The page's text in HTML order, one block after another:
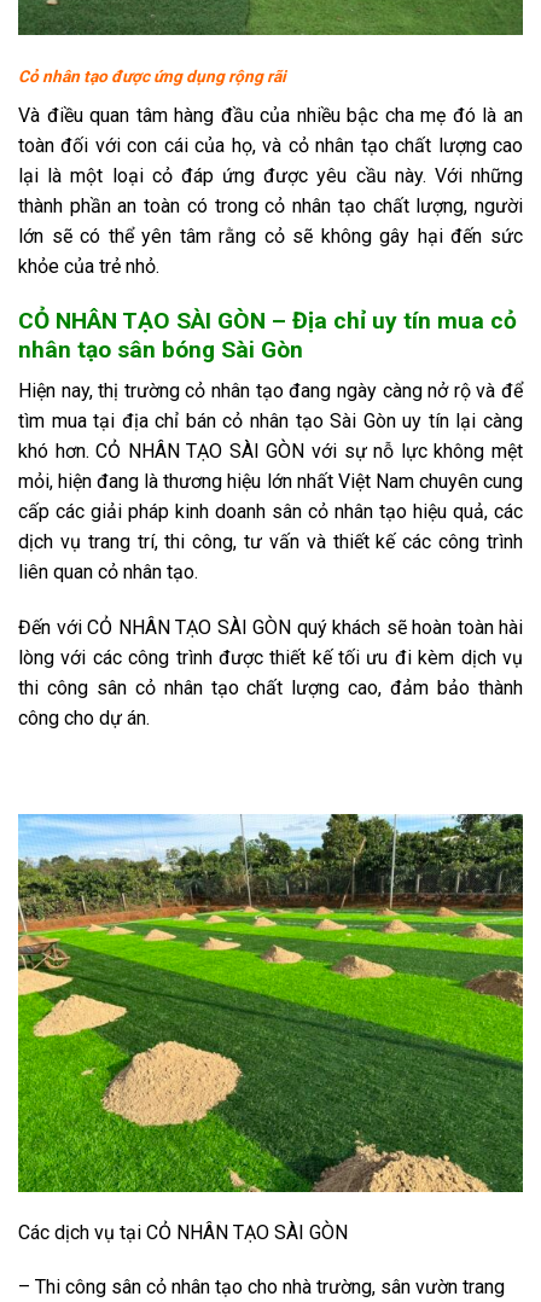
Cỏ nhân tạo được ứng dụng rộng rãi
Và điều quan tâm hàng đầu của nhiều bậc cha mẹ đó là an
toàn đối với con cái của họ, và cỏ nhân tạo chất lượng cao
lại là một loại cỏ đáp ứng được yêu cầu này. Với những
thành phần an toàn có trong cỏ nhân tạo chất lượng, người
lớn sẽ có thể yên tâm rằng cỏ sẽ không gây hại đến sức
khỏe của trẻ nhỏ.
CỎ NHÂN TẠO SÀI GÒN – Địa chỉ uy tín mua cỏ
nhân tạo sân bóng Sài Gòn
Hiện nay, thị trường cỏ nhân tạo đang ngày càng nở rộ và để
tìm mua tại địa chỉ bán cỏ nhân tạo Sài Gòn uy tín lại càng
khó hơn. CỎ NHÂN TẠO SÀI GÒN với sự nỗ lực không mệt
mỏi, hiện đang là thương hiệu lớn nhất Việt Nam chuyên cung
cấp các giải pháp kinh doanh sân cỏ nhân tạo hiệu quả, các
dịch vụ trang trí, thi công, tư vấn và thiết kế các công trình
liên quan cỏ nhân tạo.
Đến với CỎ NHÂN TẠO SÀI GÒN quý khách sẽ hoàn toàn hài
lòng với các công trình được thiết kế tối ưu đi kèm dịch vụ
thi công sân cỏ nhân tạo chất lượng cao, đảm bảo thành
công cho dự án.
Các dịch vụ tại CỎ NHÂN TẠO SÀI GÒN
– Thi công sân cỏ nhân tạo cho nhà trường, sân vườn trang